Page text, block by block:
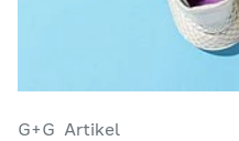
G+G Artikel